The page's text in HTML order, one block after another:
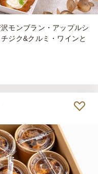
モンブラン・アップルシ
ジク&クルミ・ワインと